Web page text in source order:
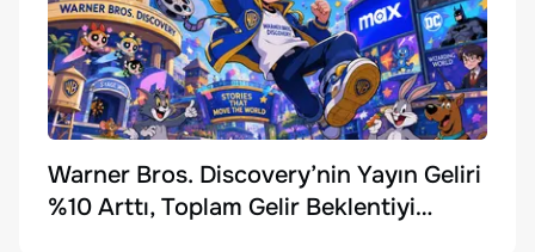
Warner Bros. Discovery’nin Yayın Geliri
%10 Arttı, Toplam Gelir Beklentiyi